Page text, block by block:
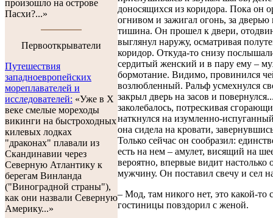
произошло на острове
Пасхи?...»
Первооткрыватели
Путешествия
западноевропейских
мореплавателей и
исследователей: «Уже в X
веке смелые мореходы
викинги на быстроходных
килевых лодках
"драконах" плавали из
Скандинавии через
Северную Атлантику к
берегам Винланда
("Виноградной страны"),
как они назвали Северную
Америку...»
доносящихся из коридора. Пока он
огнивом и зажигал огонь, за дверью
тишина. Он прошел к двери,
выглянул наружу, осматривая
коридор. Откуда-то снизу
сердитый женский и в пару ему –
бормотание. Видимо, провинился
возлюбленный. Ральф усмехнулся
закрыл дверь на засов и
заколебалось, потрескивая
наткнулся на изумленно-
она сидела на кровати,
Только сейчас он сообразил:
есть на нем – амулет, висящий на
вероятно, впервые видит настолько
мужчину. Он поставил свечу и сел
– Мод, там никого нет, это какой-то
гостиницы повздорил с женой.